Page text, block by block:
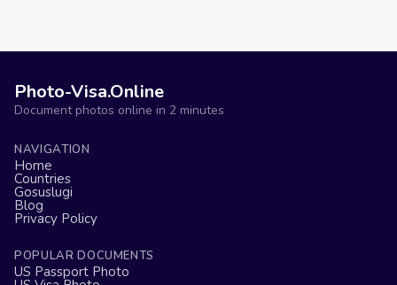
Photo-Visa.Online
Document photos online in 2 minutes
NAVIGATION
Home
Countries
Gosuslugi
Blog
Privacy Policy
POPULAR DOCUMENTS
US Passport Photo